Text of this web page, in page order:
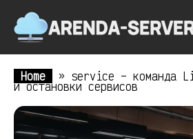
Home » service – команда
и остановки сервисов